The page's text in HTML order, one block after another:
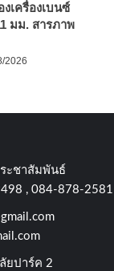
เครื่องเบนซ์
มม. สารภาพ
2026
ะชาสัมพันธ์
, 084-878-2581
ยปาร์ค​ 2